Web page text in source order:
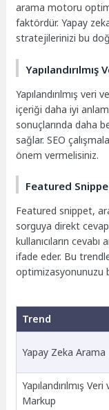
arama motoru
faktördür. Yapay
stratejilerinizi bu
Yapılandırılmış
içeriği daha iyi
sonuçlarında daha
sağlar. SEO
önem vermelisiniz.
Featured
Featured snippet,
sorguya direkt
kullanıcıların
ifade eder. Bu
optimizasyonunuzu
Trend
Yapay Zeka Arama
Yapılandırılmış
Markup